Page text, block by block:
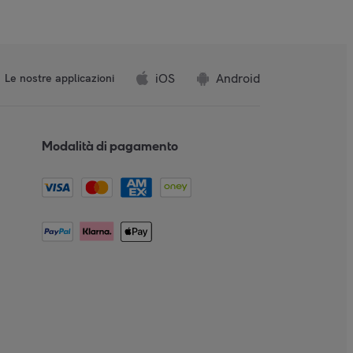
Le nostre applicazioni iOS Android
Modalità di pagamento